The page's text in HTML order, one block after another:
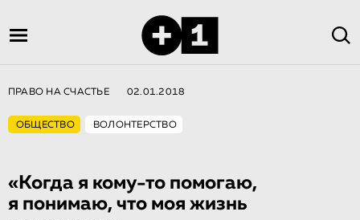
ПРАВО НА СЧАСТЬЕ 02.01.2018
ОБЩЕСТВО ВОЛОНТЕРСТВО
«Когда я кому-то помогаю,
я понимаю, что моя жизнь